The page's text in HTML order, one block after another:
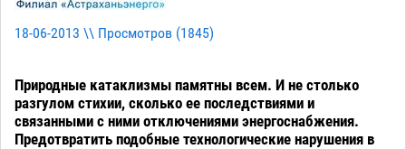
18-06-2013 \\ Просмотров (1845)
Природные катаклизмы памятны всем. И не столько
разгулом стихии, сколько ее последствиями и
связанными с ними отключениями энергоснабжения.
Предотвратить подобные технологические нарушения в